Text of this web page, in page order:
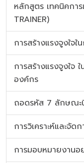
หลักสูตร เทคนิคกา
TRAINER)
การสร้างแรงจูงใจ
การสร้างแรงจูงใจ
องค์กร
ถอดรหัส 7 ลักษณะ
การวิเคราะห์และจั
การมอบหมายงานอ